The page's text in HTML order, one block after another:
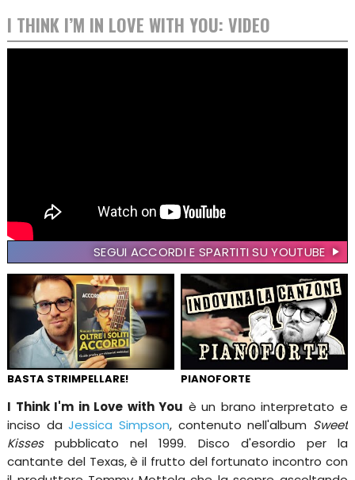
I THINK I’M IN LOVE WITH YOU: VIDEO
SEGUI ACCORDI E SPARTITI SU YOUTUBE
BASTA STRIMPELLARE! PIANOFORTE
I Think I'm in Love with You è un brano interpretato e
inciso daJessica Simpson, contenuto nell'album Sweet
Kissespubblicato nel 1999. Disco d'esordio per la
cantante del Texas, è il frutto del fortunato incontro con